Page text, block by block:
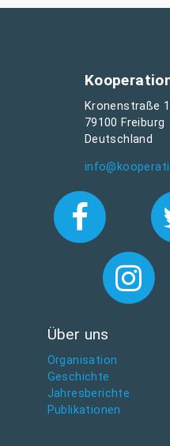
Kronenstraße
79100 Freiburg
Deutschland
Über uns
Organisation
Geschichte
Jahresberichte
Publikationen